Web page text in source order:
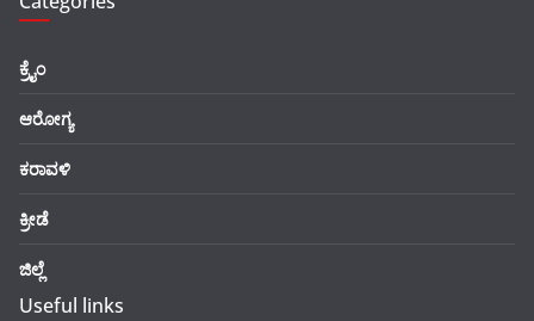
ಕ್ರೈಂ
ಆರೋಗ್ಯ
ಕರಾವಳಿ
ಕ್ರೀಡೆ
ಜಿಲ್ಲೆ
Useful links